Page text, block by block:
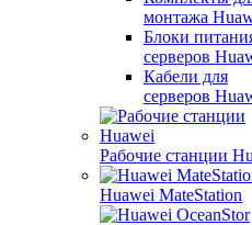
монтажа
Блоки
серверов
Кабели для
серверов
Рабочие станции
Huawei MateStation